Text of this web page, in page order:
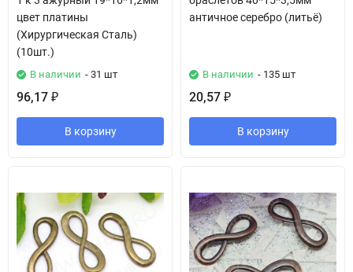
цвет платины
(Хирургическая Сталь)
(10шт.)
В наличии - 31 шт
96,17 ₽
В корзину
античное серебро (литьё)
В наличии - 135 шт
20,57 ₽
В корзину